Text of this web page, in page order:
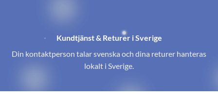
Kundtjänst & Returer i Sverige
Din kontaktperson talar svenska och dina returer hanteras
lokalt i Sverige.